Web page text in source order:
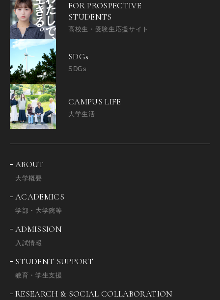
FOR PROSPECTIVE
STUDENTS
高校生・受験生応援サイト
SDGs
SDGs
CAMPUS LIFE
大学生活
ABOUT
大学概要
ACADEMICS
学部・大学院等
ADMISSION
入試情報
STUDENT SUPPORT
教育・学生支援
RESEARCH & SOCIAL COLLABORATION